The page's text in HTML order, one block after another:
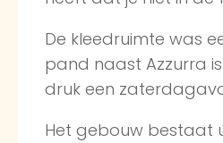
De kleedruimte was
pand naast Azzurra
druk een
Het gebouw bestaat